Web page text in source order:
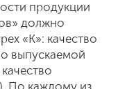
продукции
должно
«К»: качество
выпускаемой
По каждому из